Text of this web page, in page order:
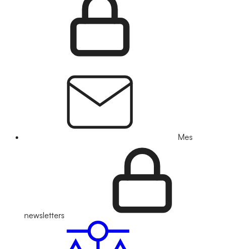
Mes
newsletters